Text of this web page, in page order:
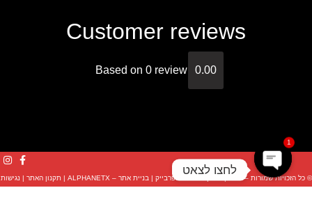
Customer reviews
0.00
Based on 0 review
© כל הזכויות שמורות – KYT | שיווק והפצה: סופרבייק | בניית אתר – ALPHANETX | תקנון האתר | נגישות
לחצו לצאט
1